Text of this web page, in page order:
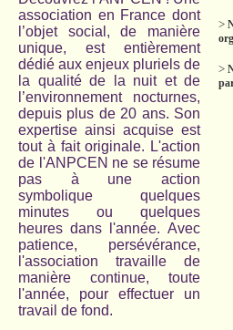
association en France dont
l’objet social, de manière
unique, est entièrement
dédié aux enjeux pluriels de
la qualité de la nuit et de
l’environnement nocturnes,
depuis plus de 20 ans. Son
expertise ainsi acquise est
tout à fait originale. L'action
de l'ANPCEN ne se résume
pas à une action
symbolique quelques
minutes ou quelques
heures dans l'année. Avec
patience, persévérance,
l'association travaille de
manière continue, toute
l'année, pour effectuer un
travail de fond.
>
>